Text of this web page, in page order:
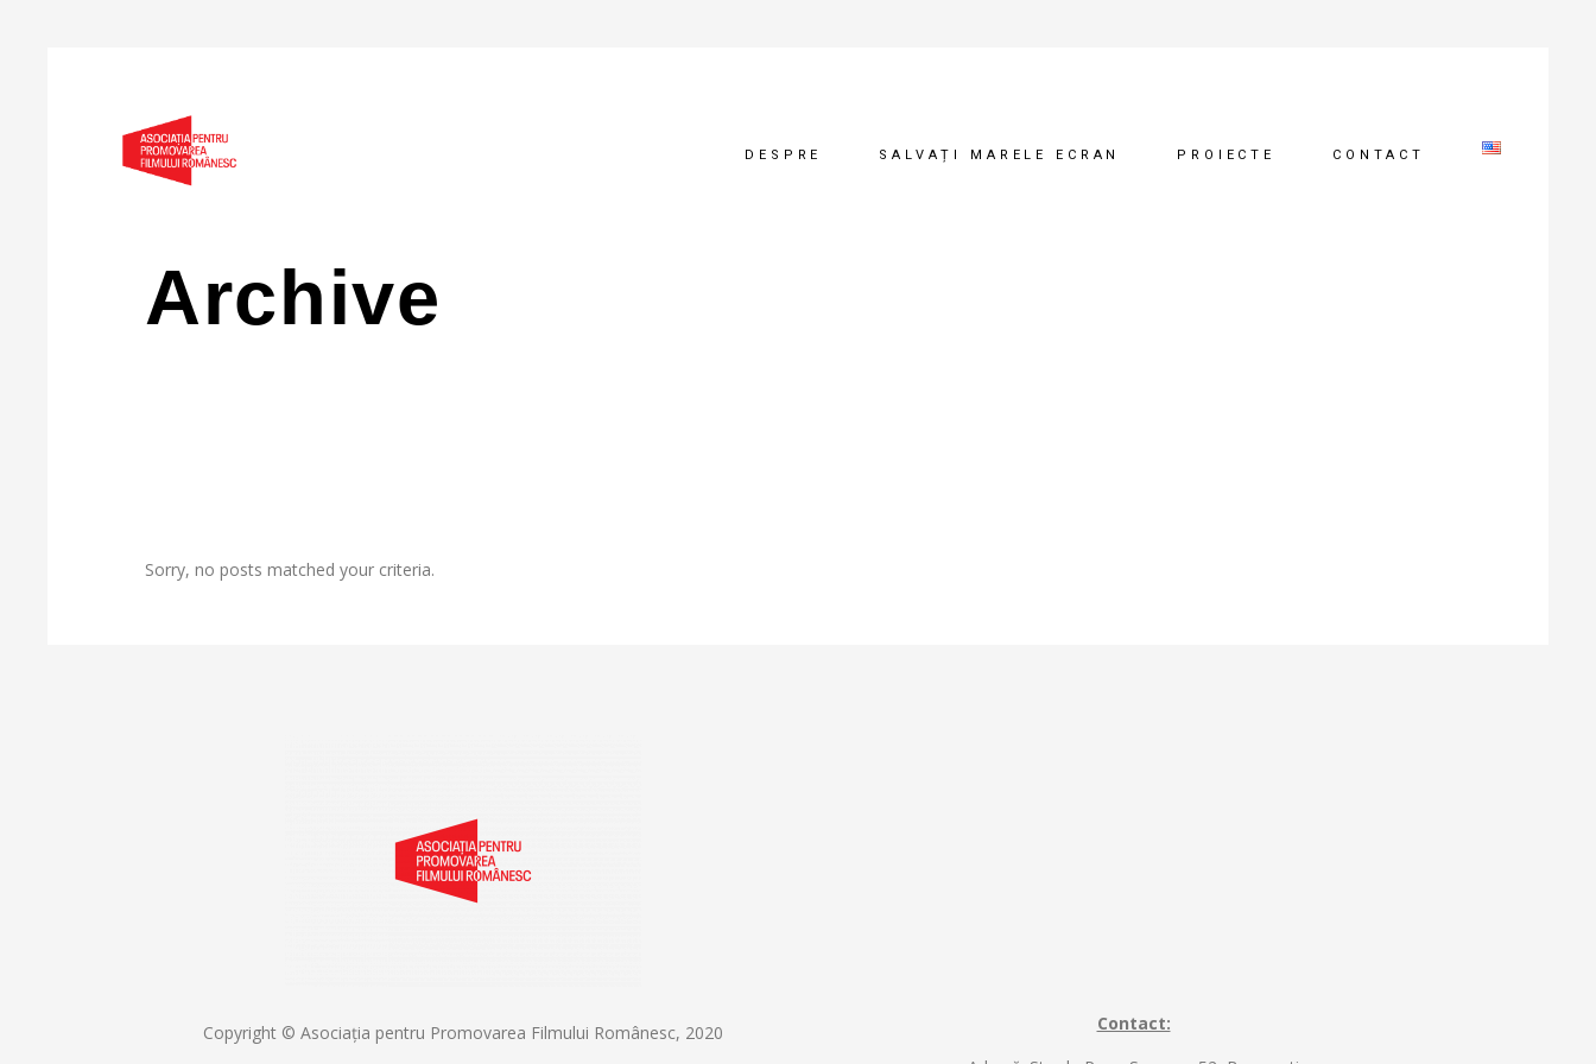
DESPRE SALVAȚI MARELE ECRAN PROIECTE CONTACT
Archive
Sorry, no posts matched your criteria.
Copyright © Asociația pentru Promovarea Filmului Românesc, 2020
Contact: